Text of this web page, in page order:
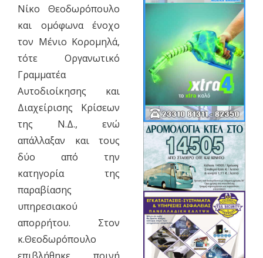
Νίκο Θεοδωρόπουλο
και ομόφωνα ένοχο
τον Μένιο Κορομηλά,
τότε Οργανωτικό
Γραμματέα
Αυτοδιοίκησης και
Διαχείρισης Κρίσεων
της Ν.Δ., ενώ
απάλλαξαν και τους
δύο από την
κατηγορία της
παραβίασης
υπηρεσιακού
απορρήτου. Στον
κ.Θεοδωρόπουλο